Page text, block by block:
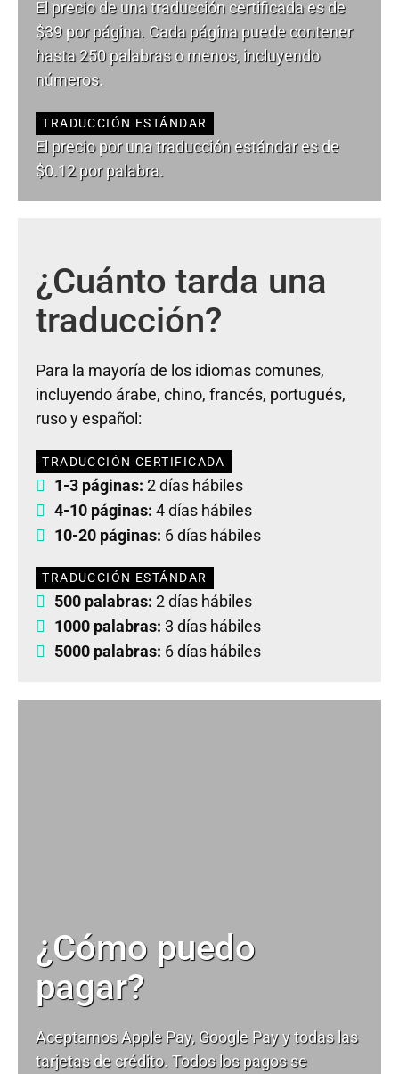
El precio de una traducción certificada es de
$39 por página. Cada página puede contener
hasta 250 palabras o menos, incluyendo
números.
TRADUCCIÓN ESTÁNDAR
El precio por una traducción estándar es de
$0.12 por palabra.
¿Cuánto tarda una
traducción?
Para la mayoría de los idiomas comunes,
incluyendo árabe, chino, francés, portugués,
ruso y español:
TRADUCCIÓN CERTIFICADA
1-3 páginas: 2 días hábiles
4-10 páginas: 4 días hábiles
10-20 páginas: 6 días hábiles
TRADUCCIÓN ESTÁNDAR
500 palabras: 2 días hábiles
1000 palabras: 3 días hábiles
5000 palabras: 6 días hábiles
¿Cómo puedo
pagar?
Aceptamos Apple Pay, Google Pay y todas las
tarjetas de crédito. Todos los pagos se